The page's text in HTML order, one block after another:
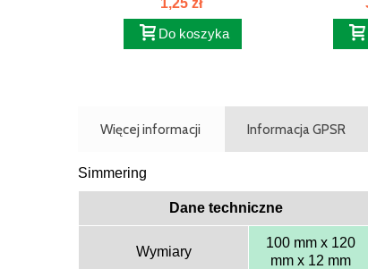
Do koszyka
Więcej informacji Informacja GPSR
Simmering
Dane techniczne
Wymiary
100 mm x 120
mm x 12 mm